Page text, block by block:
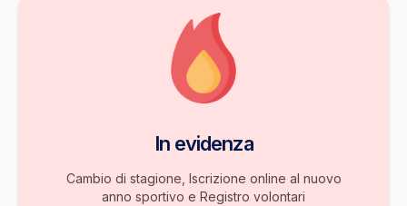
In evidenza
Cambio di stagione, Iscrizione online al nuovo
anno sportivo e Registro volontari